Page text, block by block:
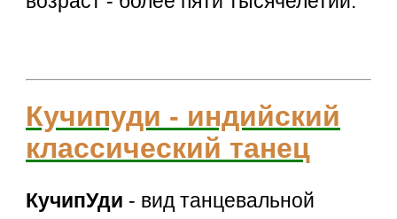
Кучипуди - индийский
классический танец
КучипУди - вид танцевальной